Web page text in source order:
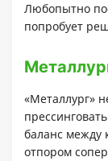
Любопытно
попробует
«Металлург»
баланс между
отпором